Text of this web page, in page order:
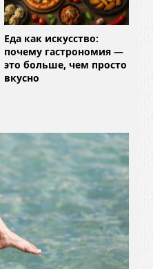
Еда как искусство:
почему гастрономия —
это больше, чем просто
вкусно